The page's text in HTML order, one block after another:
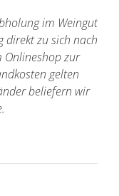
im Weingut
direkt zu sich nach
Onlineshop zur
gelten
beliefern wir